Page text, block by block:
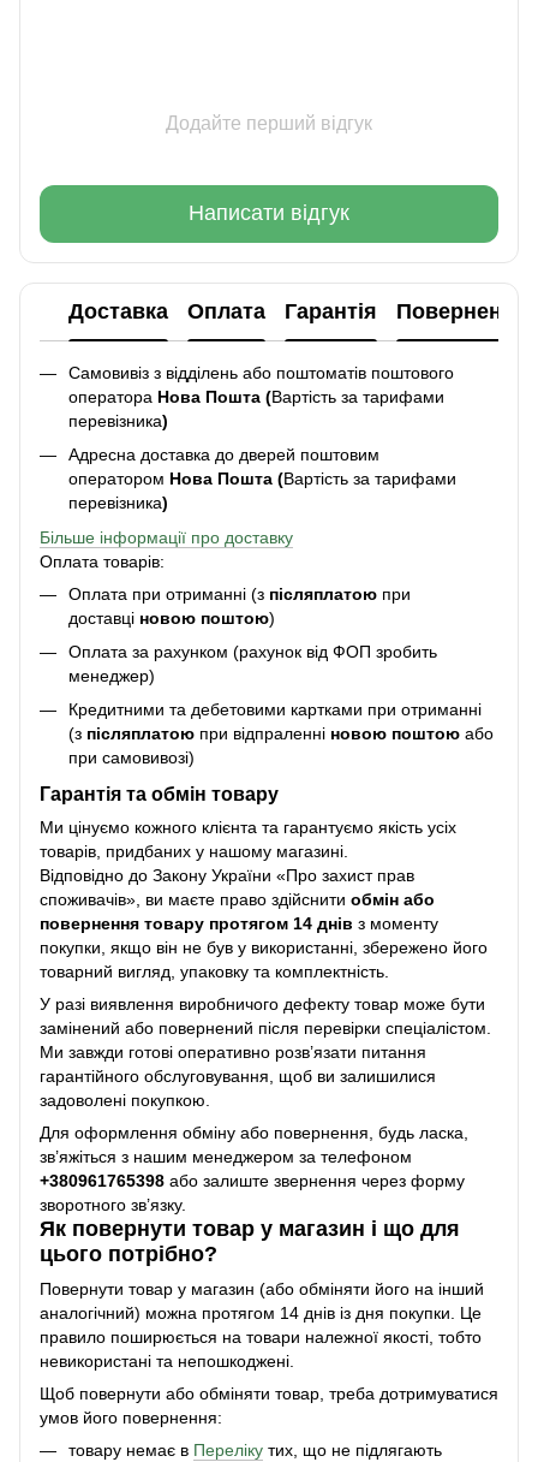
Додайте перший відгук
Написати відгук
Доставка Оплата Гарантія Повернення
Самовивіз з відділень або поштоматів поштового
оператора Нова Пошта (Вартість за тарифами
перевізника)
Адресна доставка до дверей поштовим
оператором Нова Пошта (Вартість за тарифами
перевізника)
Більше інформації про доставку
Оплата товарів:
Оплата при отриманні (з післяплатою при
доставці новою поштою)
Оплата за рахунком (рахунок від ФОП зробить
менеджер)
Кредитними та дебетовими картками при отриманні
(з післяплатою при відпраленні новою поштою або
при самовивозі)
Гарантія та обмін товару
Ми цінуємо кожного клієнта та гарантуємо якість усіх
товарів, придбаних у нашому магазині.
Відповідно до Закону України «Про захист прав
споживачів», ви маєте право здійснити обмін або
повернення товару протягом 14 днів з моменту
покупки, якщо він не був у використанні, збережено його
товарний вигляд, упаковку та комплектність.
У разі виявлення виробничого дефекту товар може бути
замінений або повернений після перевірки спеціалістом.
Ми завжди готові оперативно розв’язати питання
гарантійного обслуговування, щоб ви залишилися
задоволені покупкою.
Для оформлення обміну або повернення, будь ласка,
зв’яжіться з нашим менеджером за телефоном
+380961765398 або залиште звернення через форму
зворотного зв’язку.
Як повернути товар у магазин і що для
цього потрібно?
Повернути товар у магазин (або обміняти його на інший
аналогічний) можна протягом 14 днів із дня покупки. Це
правило поширюється на товари належної якості, тобто
невикористані та непошкоджені.
Щоб повернути або обміняти товар, треба дотримуватися
умов його повернення:
товару немає в Переліку тих, що не підлягають